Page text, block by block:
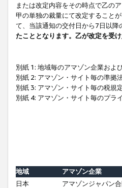
または改定内容をその時点で乙の
甲の単独の裁量にて改定すること
て、当該通知の交付日から7日以降
たこととなります。乙が改定を受
別紙 1: 地域毎のアマゾン企業およ
別紙 2: アマゾン・サイト毎の準拠
別紙 3: アマゾン・サイト毎の税規
別紙 4: アマゾン・サイト毎のプラ
地域
アマゾン企業
日本
アマゾンジャパン